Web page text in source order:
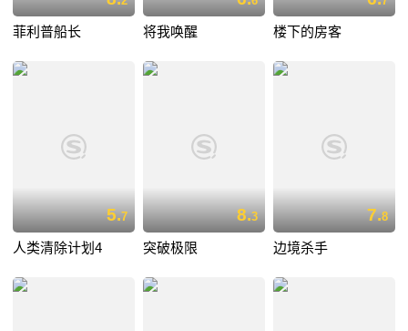
菲利普船长 将我唤醒 楼下的房客
5.7
人类清除计划4
8.3
突破极限
7.8
边境杀手